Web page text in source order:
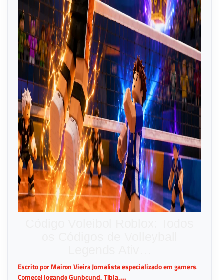
Escrito por Mairon Vieira Jornalista especializado em gamers.
Comecei jogando Gunbound, Tibia,...